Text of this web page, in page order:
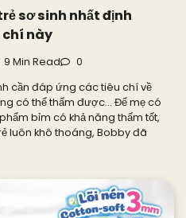
sơ sinh nhất định
này
9 Min Read 0
cần đáp ứng các tiêu chí về
có thể thấm được… Để mẹ có
bỉm có khả năng thấm tốt,
luôn khô thoáng, Bobby đã